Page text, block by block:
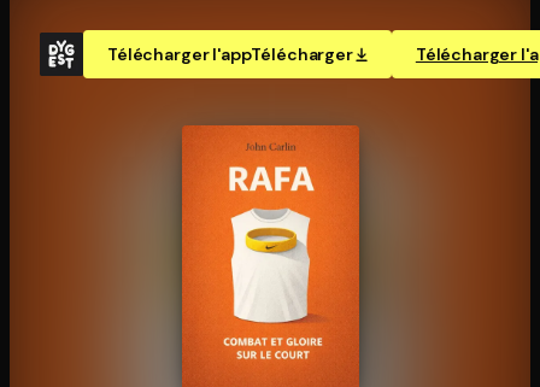
Télécharger l'appTélécharger Télécharger